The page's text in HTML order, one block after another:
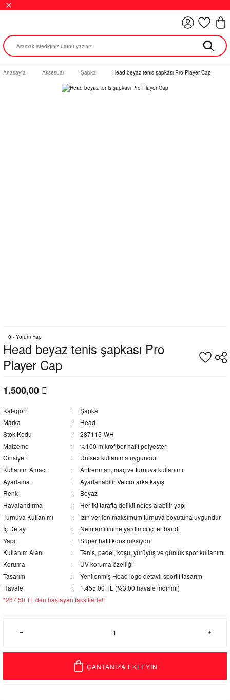
Anasayfa Aksesuar Şapka Head beyaz tenis şapkası Pro Player Cap
0 - Yorum Yap
Head beyaz tenis şapkası Pro
Player Cap
1.500,00
Kategori
Şapka
Marka
Head
Stok Kodu
287115-WH
Malzeme
%100 mikrofiber hafif polyester
Cinsiyet
Unisex kullanıma uygundur
Kullanım Amacı
Antrenman, maç ve turnuva kullanımı
Ayarlama
Ayarlanabilir Velcro arka kayış
Renk
Beyaz
Havalandırma
Her iki tarafta delikli nefes alabilir yapı
Turnuva Kullanımı
İzin verilen maksimum turnuva boyutuna uygundur
İç Detay
Nem emilimine yardımcı iç ter bandı
Yapı:
Süper hafif konstrüksiyon
Kullanım Alanı
Tenis, padel, koşu, yürüyüş ve günlük spor kullanımı
Koruma
UV koruma özelliği
Tasarım
Yenilenmiş Head logo detaylı sportif tasarım
Havale
1.455,00 TL (%3,00 havale indirimi)
*267,50 TL den başlayan taksitlerle!!
ÇANTANIZA EKLEYİN